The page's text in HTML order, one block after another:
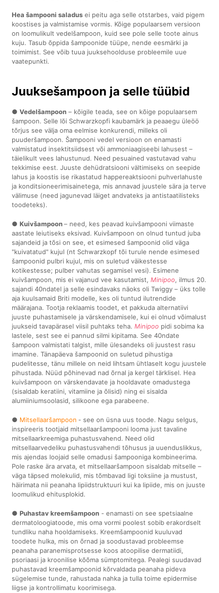
Hea šampooni saladus ei peitu aga selle otstarbes, vaid pigem
koostises ja valmistamise vormis. Kõige populaarsem versioon
on loomulikult vedelšampoon, kuid see pole selle toote ainus
kuju. Tasub õppida šampoonide tüüpe, nende eesmärki ja
toimimist. See võib tuua juuksehoolduse probleemile uue
vaatepunkti.
Juuksešampoon ja selle tüübid
●Vedelšampoon – kõigile teada, see on kõige populaarsem
šampoon. Selle lõi Schwarzkopfi kaubamärk ja peaaegu üleöö
tõrjus see välja oma eelmise konkurendi, milleks oli
puuderšampoon. Šampooni vedel versioon on enamasti
valmistatud insektitsiidsest või ammoniaagiseebi lahusest –
täielikult vees lahustunud. Need pesuained vastutavad vahu
tekkimise eest. Juuste dehüdratsiooni vältimiseks on seepide
lahus ja koostis ise rikastatud happereaktsiooni puhverlahuste
ja konditsioneerimisainetega, mis annavad juustele sära ja terve
välimuse (need jagunevad läiget andvateks ja antistaatilisteks
toodeteks).
●Kuivšampoon– need, kes peavad kuivšampooni viimaste
aastate leiutiseks eksivad. Kuivšampoon on olnud tuntud juba
sajandeid ja tõsi on see, et esimesed šampoonid olid väga
"kuivatatud" kujul (nt Schwarzkopf tõi turule nende esimesed
šampoonid pulbri kujul, mis on suletud väikestesse
kotikestesse; pulber vahutas segamisel vesi). Esimene
kuivšampoon, mis ei vajanud vee kasutamist,Minipoo, ilmus 20.
sajandi 40ndatel ja selle esindavaks näoks oli Twiggy – üks tolle
aja kuulsamaid Briti modelle, kes oli tuntud ilutrendide
määrajana. Tootja reklaamis toodet, et pakkuda alternatiivi
juuste puhastamisele ja värskendamisele, kui ei olnud võimalust
juukseid tavapärasel viisil puhtaks teha.Minipoo pidi sobima ka
lastele, sest see ei pannud silmi kipitama. See 40ndate
šampoon valmistati talgist, mille ülesandeks oli juustest rasu
imamine. Tänapäeva šampoonid on suletud pihustiga
pudelitesse, tänu millele on neid lihtsam ühtlaselt kogu juustele
pihustada. Nüüd põhinevad nad õrnal ja kergel tärklisel. Hea
kuivšampoon on värskendavate ja hooldavate omadustega
(sisaldab keratiini, vitamiine ja õlisid) ning ei sisalda
alumiiniumsoolasid, silikoone ega parabeene.
● Mitsellaaršampoon - see on üsna uus toode. Nagu selgus,
inspireeris tootjaid mitsellaaršampooni looma just tavaline
mitsellaarkreemiga puhastusvahend. Need olid
mitsellaarvedeliku puhastusvahendi tõhusus ja uuenduslikkus,
mis ajendas loojaid selle omadusi šampooniga kombineerima.
Pole raske ära arvata, et mitsellaaršampoon sisaldab mitselle –
väga täpsed molekulid, mis tõmbavad ligi toksiine ja mustust,
häirimata nii peanaha lipiidstruktuuri kui ka lipiide, mis on juuste
loomulikud ehitusplokid.
●Puhastav kreemšampoon - enamasti on see spetsiaalne
dermatoloogiatoode, mis oma vormi poolest sobib erakordselt
tundliku naha hooldamiseks. Kreemšampoonid kuuluvad
toodete hulka, mis on õrnad ja soodustavad probleemse
peanaha paranemisprotsesse koos atoopilise dermatiidi,
psoriaasi ja kroonilise kõõma sümptomitega. Pealegi suudavad
puhastavad kreemšampoonid kõrvaldada peanaha pideva
sügelemise tunde, rahustada nahka ja tulla toime epidermise
liigse ja kontrollimatu koorimisega.